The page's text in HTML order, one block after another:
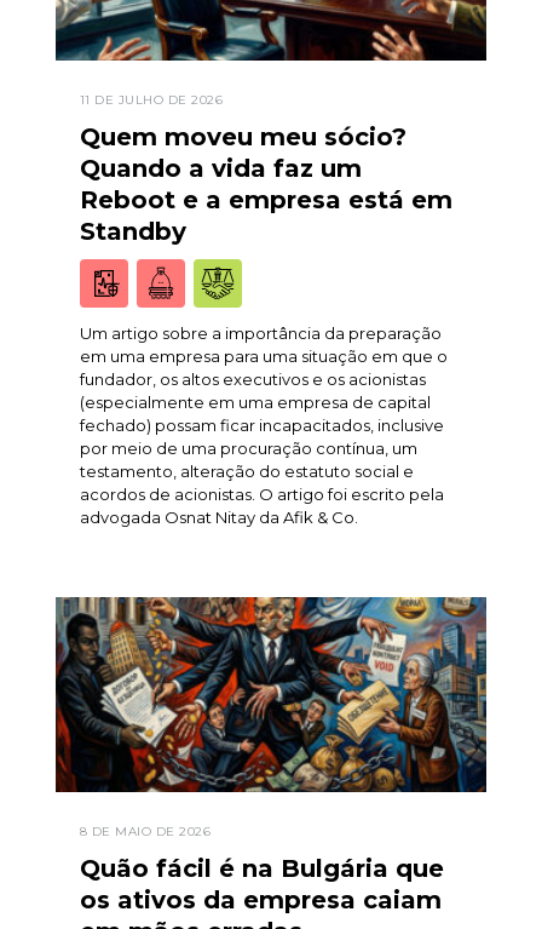
11 DE JULHO DE 2026
Quem moveu meu sócio?
Quando a vida faz um
Reboot e a empresa está em
Standby
Um artigo sobre a importância da preparação
em uma empresa para uma situação em que o
fundador, os altos executivos e os acionistas
(especialmente em uma empresa de capital
fechado) possam ficar incapacitados, inclusive
por meio de uma procuração contínua, um
testamento, alteração do estatuto social e
acordos de acionistas. O artigo foi escrito pela
advogada Osnat Nitay da Afik & Co.
8 DE MAIO DE 2026
Quão fácil é na Bulgária que
os ativos da empresa caiam